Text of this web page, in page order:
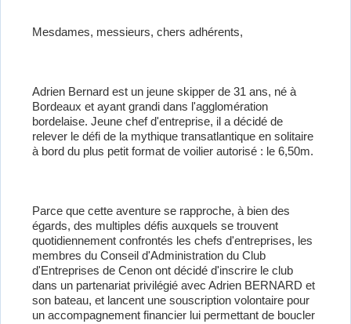
Mesdames, messieurs, chers adhérents,
Adrien Bernard est un jeune skipper de 31 ans, né à
Bordeaux et ayant grandi dans l'agglomération
bordelaise. Jeune chef d'entreprise, il a décidé de
relever le défi de la mythique transatlantique en solitaire
à bord du plus petit format de voilier autorisé : le 6,50m.
Parce que cette aventure se rapproche, à bien des
égards, des multiples défis auxquels se trouvent
quotidiennement confrontés les chefs d'entreprises, les
membres du Conseil d'Administration du Club
d'Entreprises de Cenon ont décidé d'inscrire le club
dans un partenariat privilégié avec Adrien BERNARD et
son bateau, et lancent une souscription volontaire pour
un accompagnement financier lui permettant de boucler